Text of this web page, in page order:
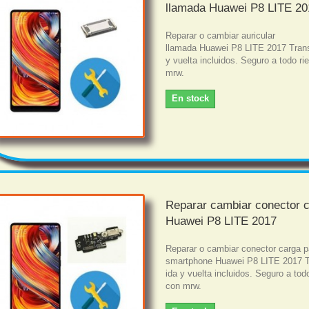
llamada Huawei P8 LITE
Reparar o cambiar auricular
llamada Huawei P8 LITE 2017
y vuelta incluidos. Seguro a todo
mrw.
En stock
Reparar cambiar conector
Huawei P8 LITE 2017
Reparar o cambiar conector carga
smartphone Huawei P8 LITE 2017
ida y vuelta incluidos. Seguro a
con mrw.